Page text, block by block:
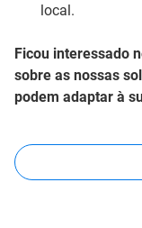
local.
Ficou interessado
sobre as nossas
podem adaptar à